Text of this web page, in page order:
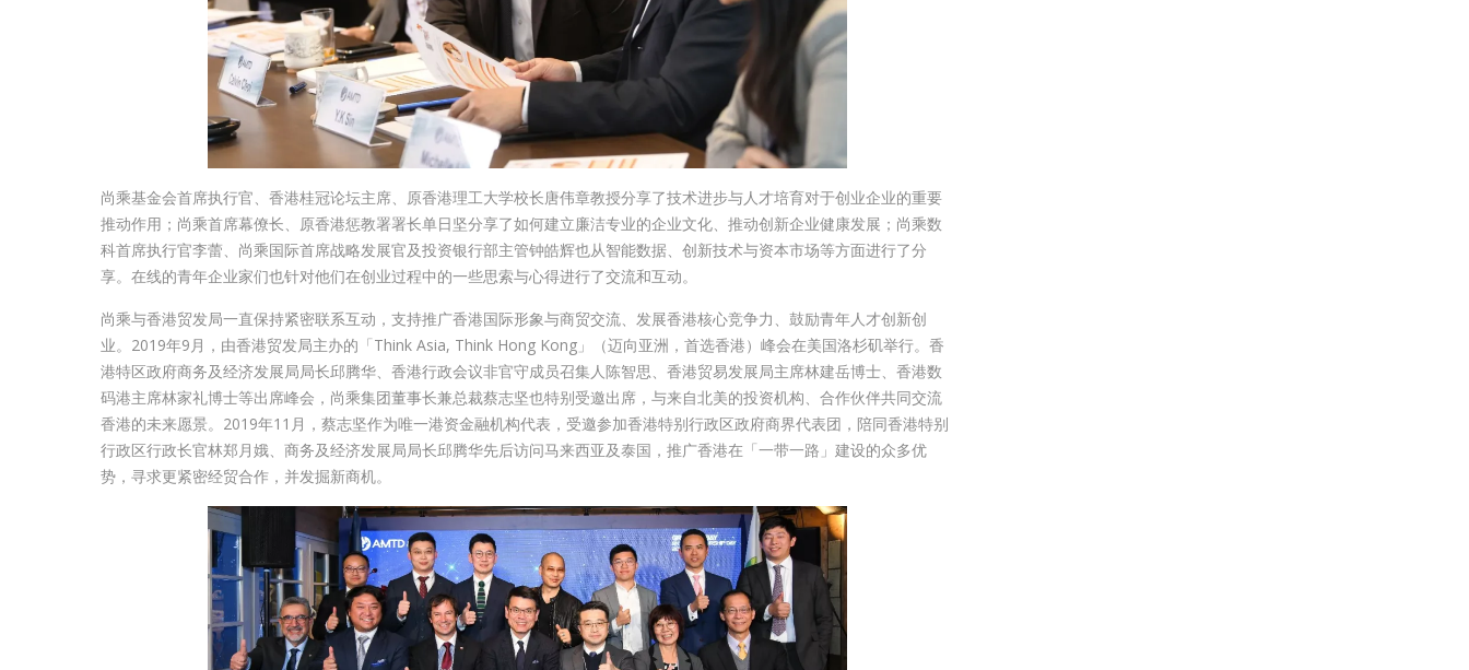
尚乘基金会首席执行官、香港桂冠论坛主席、原香港理工大学校长唐伟章教授分享了技术进步与人才培育对于创业企业的重要
推动作用；尚乘首席幕僚长、原香港惩教署署长单日坚分享了如何建立廉洁专业的企业文化、推动创新企业健康发展；尚乘数
科首席执行官李蕾、尚乘国际首席战略发展官及投资银行部主管钟皓辉也从智能数据、创新技术与资本市场等方面进行了分
享。在线的青年企业家们也针对他们在创业过程中的一些思索与心得进行了交流和互动。
尚乘与香港贸发局一直保持紧密联系互动，支持推广香港国际形象与商贸交流、发展香港核心竞争力、鼓励青年人才创新创
业。2019年9月，由香港贸发局主办的「Think Asia, Think Hong Kong」（迈向亚洲，首选香港）峰会在美国洛杉矶举行。香
港特区政府商务及经济发展局局长邱腾华、香港行政会议非官守成员召集人陈智思、香港贸易发展局主席林建岳博士、香港数
码港主席林家礼博士等出席峰会，尚乘集团董事长兼总裁蔡志坚也特别受邀出席，与来自北美的投资机构、合作伙伴共同交流
香港的未来愿景。2019年11月，蔡志坚作为唯一港资金融机构代表，受邀参加香港特别行政区政府商界代表团，陪同香港特别
行政区行政长官林郑月娥、商务及经济发展局局长邱腾华先后访问马来西亚及泰国，推广香港在「一带一路」建设的众多优
势，寻求更紧密经贸合作，并发掘新商机。